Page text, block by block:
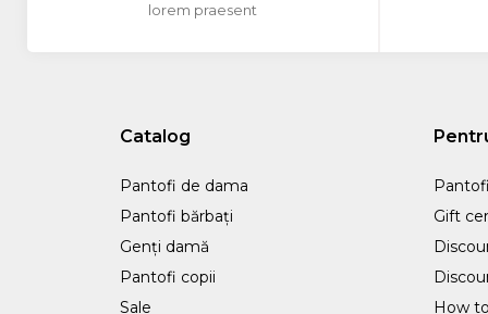
lorem praesent
Catalog
Pantofi de dama
Pantofi bărbați
Genți damă
Pantofi copii
Sale
Gift
How